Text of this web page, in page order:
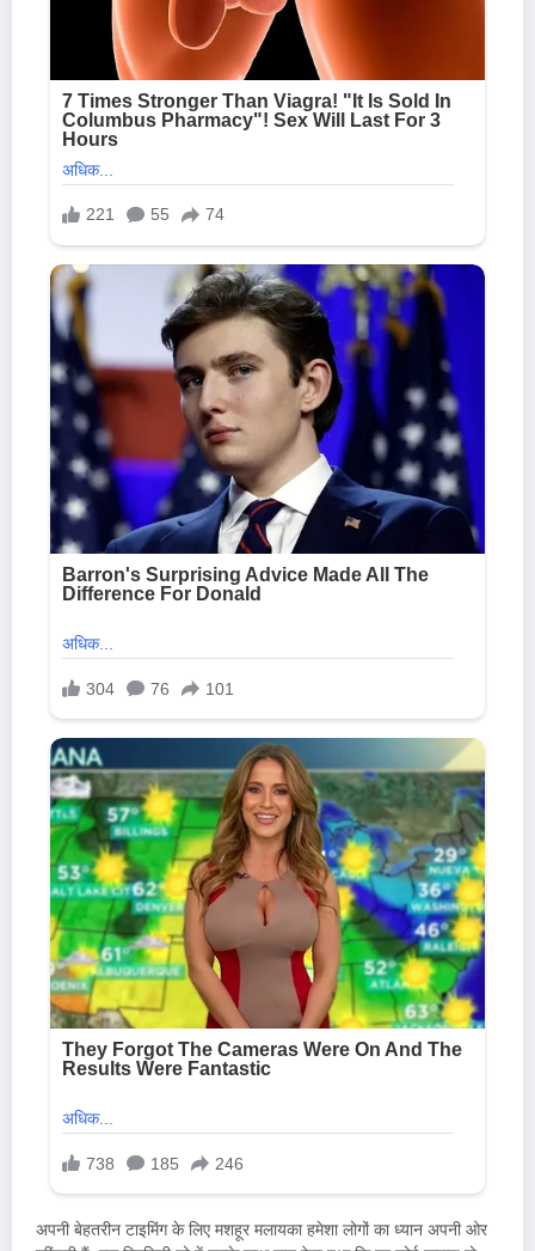
अपनी बेहतरीन टाइमिंग के लिए मशहूर मलायका हमेशा लोगों का ध्यान अपनी ओर